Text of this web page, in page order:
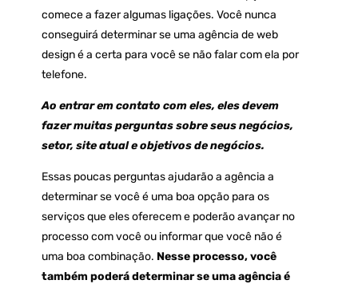
comece a fazer algumas ligações. Você nunca
conseguirá determinar se uma agência de web
design é a certa para você se não falar com ela por
telefone.
Ao entrar em contato com eles, eles devem
fazer muitas perguntas sobre seus negócios,
setor, site atual e objetivos de negócios.
Essas poucas perguntas ajudarão a agência a
determinar se você é uma boa opção para os
serviços que eles oferecem e poderão avançar no
processo com você ou informar que você não é
uma boa combinação. Nesse processo, você
também poderá determinar se uma agência é